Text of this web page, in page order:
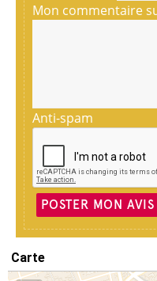
Mon commentaire
Anti-spam
POSTER MON AVIS
Carte